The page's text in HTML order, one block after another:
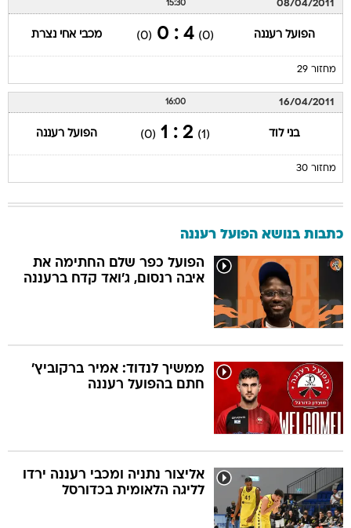
08/04/2011
15:30
הפועל רעננה (0)
4 : 0
(0) מכבי אחי נצרת
מחזור 29
16/04/2011
16:00
בני לוד (1)
2 : 1
(0) הפועל רעננה
מחזור 30
כתבות בנושא הפועל רעננה
הפועל כפר שלם החתימה את
איבה רנסום, ג'ואד קדח ברעננה
ממשיך לנדוד: אמיר ברקוביץ'
חתם בהפועל רעננה
אליצור נתניה ומכבי רעננה ירדו
לליגה הלאומית בכדורסל